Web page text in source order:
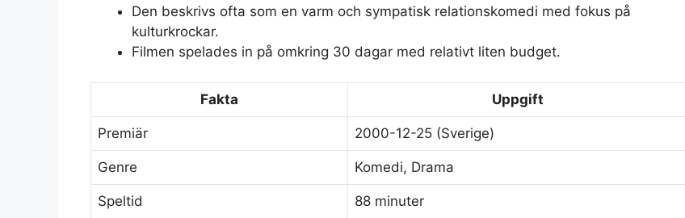
Den beskrivs ofta som en varm och sympatisk relationskomedi med fokus på
kulturkrockar.
Filmen spelades in på omkring 30 dagar med relativt liten budget.
Fakta Uppgift
Premiär 2000-12-25 (Sverige)
Genre Komedi, Drama
Speltid 88 minuter